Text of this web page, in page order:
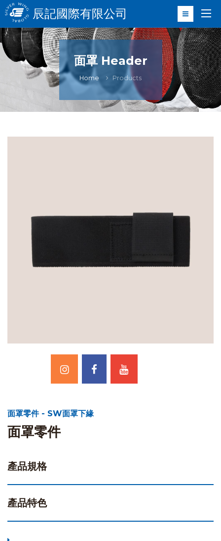
辰記國際有限公司
面罩 Header
Home Products
面罩零件 - SW面罩下緣
面罩零件
產品規格
產品特色